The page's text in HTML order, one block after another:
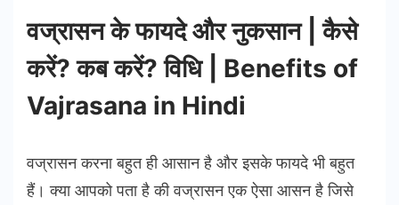
वज्रासन के फायदे और नुकसान | कैसे
करें? कब करें? विधि | Benefits of
Vajrasana in Hindi
वज्रासन करना बहुत ही आसान है और इसके फायदे भी बहुत
हैं। क्या आपको पता है की वज्रासन एक ऐसा आसन है जिसे